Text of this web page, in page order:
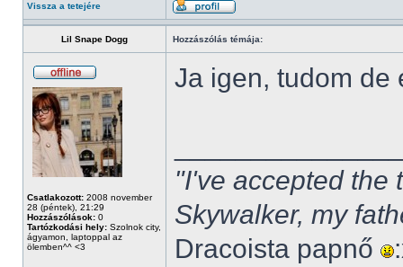
Vissza a tetejére
Lil Snape Dogg Hozzászólás témája:
Csatlakozott: 2008 november
28 (péntek), 21:29
Hozzászólások: 0
Tartózkodási hely: Szolnok city,
ágyamon, laptoppal az
ölemben^^ <3
Ja igen, tudom de
"I've accepted the
Skywalker, my
Dracoista papnő